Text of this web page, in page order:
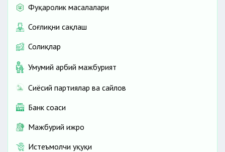
Фуқаролик масалалари
Соғлиқни сақлаш
Солиқлар
Умумий ҳарбий мажбурият
Сиёсий партиялар ва сайлов
Банк соҳаси
Мажбурий ижро
Истеъмолчи ҳуқуқи